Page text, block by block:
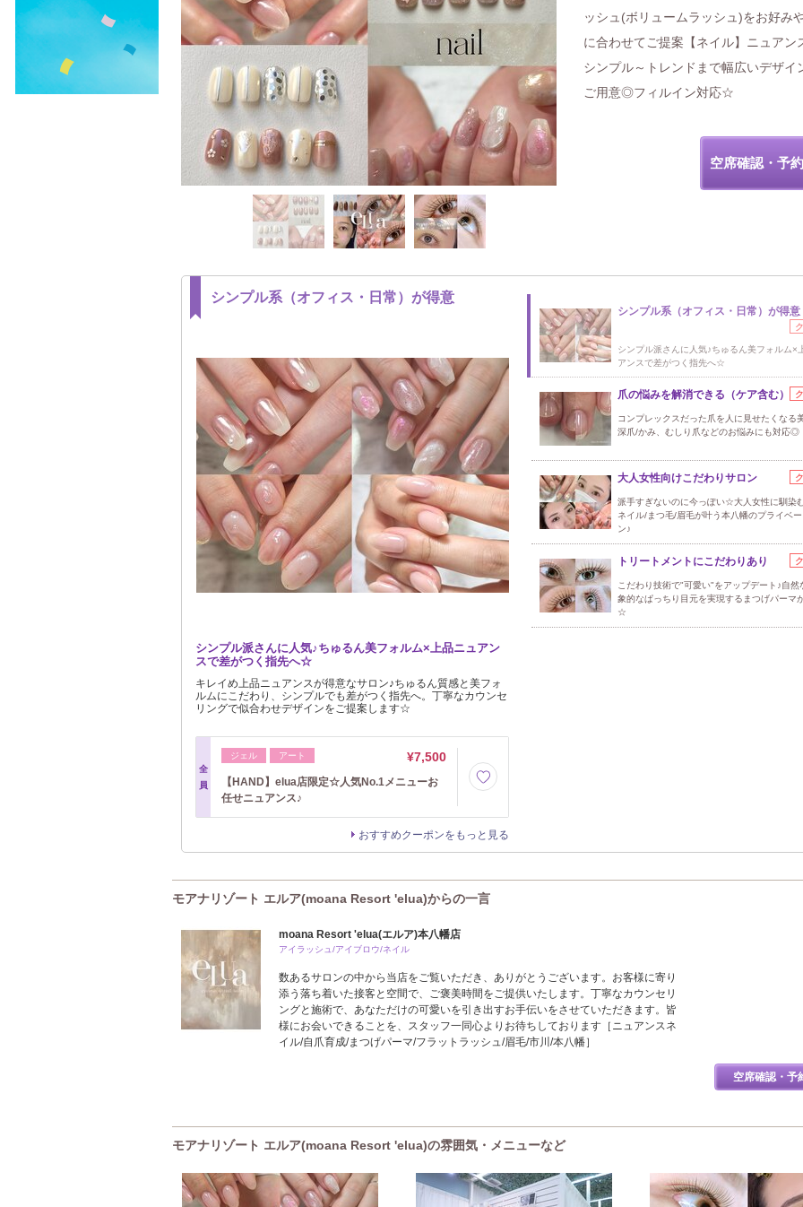
ッシュ(ボリュームラッシュ)をお好み
に合わせてご提案【ネイル】ニュアン
シンプル～トレンドまで幅広いデザイ
ご用意◎フィルイン対応☆
空席確認・予
シンプル系（オフィス・日常）が得意
シンプル派さんに人気♪ちゅるん美フォルム×上品ニュアン
スで差がつく指先へ☆
キレイめ上品ニュアンスが得意なサロン♪ちゅるん質感と美フォ
ルムにこだわり、シンプルでも差がつく指先へ。丁寧なカウンセ
リングで似合わせデザインをご提案します☆
全
員
ジェル アート ¥7,500
【HAND】elua店限定☆人気No.1メニューお
任せニュアンス♪
おすすめクーポンをもっと見る
シンプル系（オフィス・日常）が得意
シンプル派さんに人気♪ちゅるん美フォルム×
アンスで差がつく指先へ☆
爪の悩みを解消できる（ケア含む）
コンプレックスだった爪を人に見せたくなる
深爪/かみ、むしり爪などのお悩みにも対応◎
大人女性向けこだわりサロン
派手すぎないのに今っぽい☆大人女性に馴染
ネイル/まつ毛/眉毛が叶う本八幡のプライベ
ン♪
トリートメントにこだわりあり
こだわり技術で"可愛い"をアップデート♪自然
象的なぱっちり目元を実現するまつげパーマ
☆
モアナリゾート エルア(moana Resort 'elua)からの一言
moana Resort 'elua(エルア)本八幡店
アイラッシュ/アイブロウ/ネイル
数あるサロンの中から当店をご覧いただき、ありがとうございます。お客様に寄り
添う落ち着いた接客と空間で、ご褒美時間をご提供いたします。丁寧なカウンセリ
ングと施術で、あなただけの可愛いを引き出すお手伝いをさせていただきます。皆
様にお会いできることを、スタッフ一同心よりお待ちしております［ニュアンスネ
イル/自爪育成/まつげパーマ/フラットラッシュ/眉毛/市川/本八幡］
空席確認・予
モアナリゾート エルア(moana Resort 'elua)の雰囲気・メニューなど